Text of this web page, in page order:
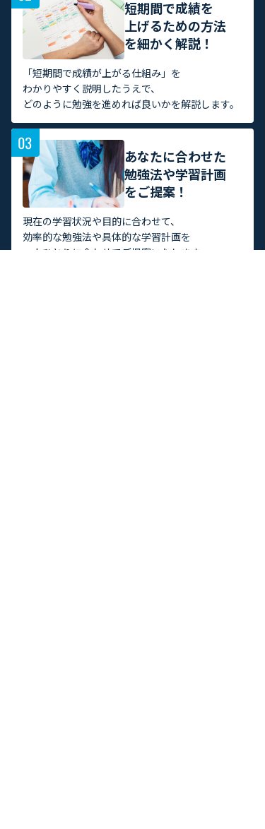
短期間で成績を
上げるための方法
を細かく解説！
「短期間で成績が上がる仕組み」を
わかりやすく説明したうえで、
どのように勉強を進めれば良いかを解説します。
あなたに合わせた
勉強法や学習計画
をご提案！
現在の学習状況や目的に合わせて、
効率的な勉強法や具体的な学習計画を
一人ひとりに合わせてご提案いたします。